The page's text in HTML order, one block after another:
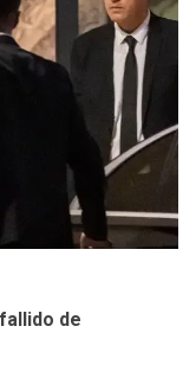
de
a Cámara
reforma
Libre
de